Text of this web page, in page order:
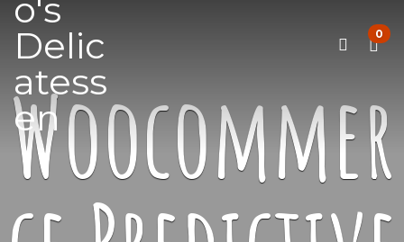
0
Woocommer